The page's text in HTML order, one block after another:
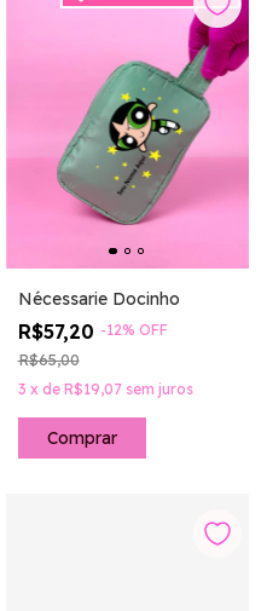
Nécessarie Docinho
R$57,20 -12% OFF
R$65,00
3 x de R$19,07 sem juros